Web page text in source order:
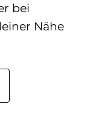
bei
Nähe